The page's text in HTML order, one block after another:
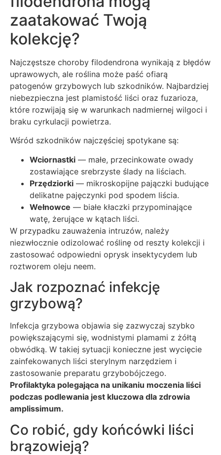
zaatakować Twoją
kolekcję?
Najczęstsze choroby filodendrona wynikają z błędów
uprawowych, ale roślina może paść ofiarą
patogenów grzybowych lub szkodników. Najbardziej
niebezpieczna jest plamistość liści oraz fuzarioza,
które rozwijają się w warunkach nadmiernej wilgoci i
braku cyrkulacji powietrza.
Wśród szkodników najczęściej spotykane są:
Wciornastki — małe, przecinkowate owady
zostawiające srebrzyste ślady na liściach.
Przędziorki — mikroskopijne pajączki budujące
delikatne pajęczynki pod spodem liścia.
Wełnowce — białe kłaczki przypominające
watę, żerujące w kątach liści.
W przypadku zauważenia intruzów, należy
niezwłocznie odizolować roślinę od reszty kolekcji i
zastosować odpowiedni oprysk insektycydem lub
roztworem oleju neem.
Jak rozpoznać infekcję
grzybową?
Infekcja grzybowa objawia się zazwyczaj szybko
powiększającymi się, wodnistymi plamami z żółtą
obwódką. W takiej sytuacji konieczne jest wycięcie
zainfekowanych liści sterylnym narzędziem i
zastosowanie preparatu grzybobójczego.
Profilaktyka polegająca na unikaniu moczenia liści
podczas podlewania jest kluczowa dla zdrowia
amplissimum.
Co robić, gdy końcówki liści
brązowieją?